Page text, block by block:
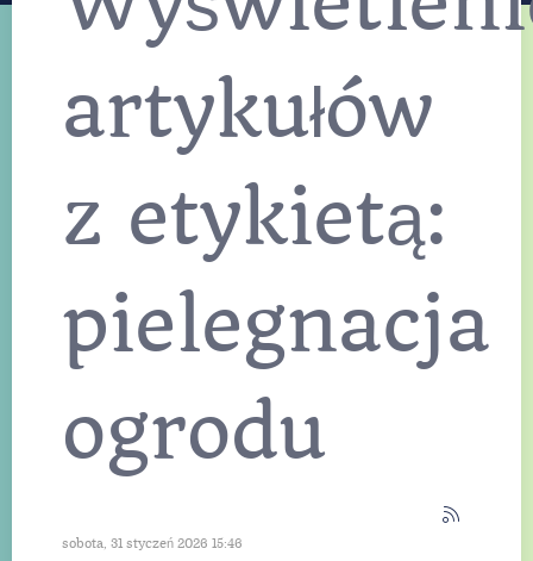
Ogrodzenia kute to
wybór, który od
prestiżowe
rezydencje i domy z
charakterem. W
dobie masowej
kowalstwo
artystyczne
pozostaje symbolem
szlachetny metal z
niepowtarzalnym
designem. Nic tak
podnosi prestiżu
posesji, jak
indywidualnie
zaprojektowane
domu. Read More
artykułów
z etykietą:
pielegnacja
ogrodu